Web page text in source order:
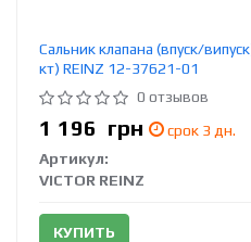
Сальник клапана (впуск/
кт) REINZ 12-37621-01
0 отзывов
1 196 грн
срок 3 дн.
Артикул:
VICTOR REINZ
КУПИТЬ